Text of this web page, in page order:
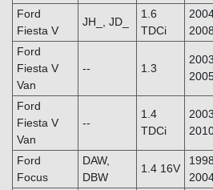
Ford
Fiesta V
JH_, JD_
1.6
TDCi
Ford
Fiesta V
Van
-- 1.3
Ford
Fiesta V
Van
--
1.4
TDCi
Ford
Focus
DAW,
DBW
1.4 16V